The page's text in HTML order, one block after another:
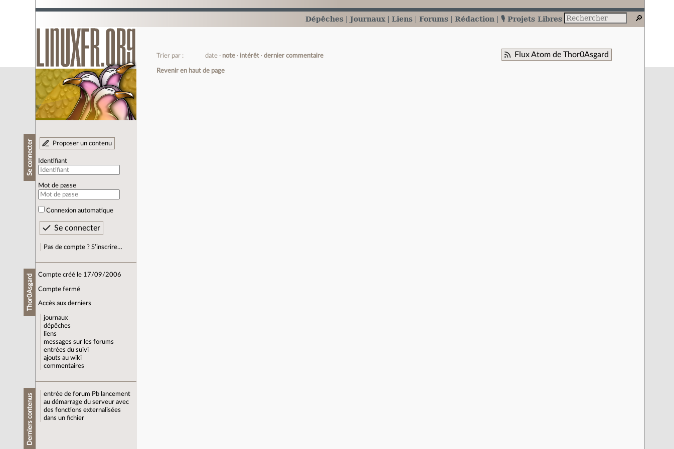
Dépêches Journaux Liens Forums Rédaction 🎙️ Projets Libres
Se connecter Proposer un contenu
Identifiant
Mot de passe
Connexion automatique
Pas de compte ? S’inscrire…
Thor0Asgard Compte créé le 17/09/2006
Compte fermé
Accès aux derniers
journaux
dépêches
liens
messages sur les forums
entrées du suivi
ajouts au wiki
commentaires
Derniers contenus entrée de forum Pb lancement
au démarrage du serveur avec
des fonctions externalisées
dans un fichier
Flux Atom de Thor0Asgard
Trier par : date note intérêt dernier commentaire
Revenir en haut de page